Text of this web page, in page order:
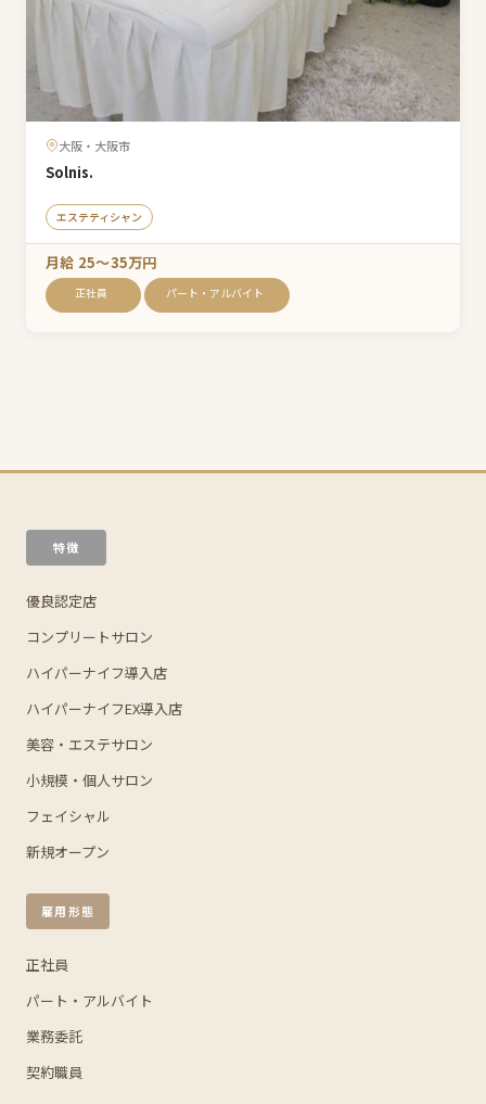
大阪・大阪市
Solnis.
エステティシャン
月給 25〜35万円
正社員 パート・アルバイト
特徴
優良認定店
コンプリートサロン
ハイパーナイフ導入店
ハイパーナイフEX導入店
美容・エステサロン
小規模・個人サロン
フェイシャル
新規オープン
雇用形態
正社員
パート・アルバイト
業務委託
契約職員